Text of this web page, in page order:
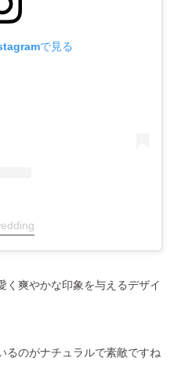
で見る
く爽やかな印象を与えるデザイ
るのがナチュラルで素敵ですね